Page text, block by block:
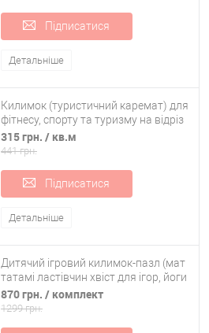
Підписатися
Детальніше
Килимок (туристичний каремат) для
фітнесу, спорту та туризму на відріз
двошаровий OSPORT Lite 12мм (OF-
0220)
315 грн. / кв.м
441 грн.
Підписатися
Детальніше
Дитячий ігровий килимок-пазл (мат
татамі ластівчин хвіст для ігор, йоги
та фітнесу) OSPORT Happy Cat (FI-
0136)
870 грн. / комплект
1299 грн.